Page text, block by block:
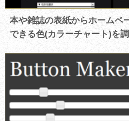
本や雑誌の表紙からホームペ
できる色(カラーチャート)を